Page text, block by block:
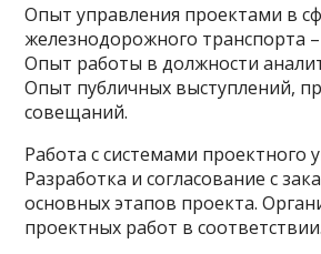
Опыт управления проектами в
железнодорожного транспорта –
Опыт работы в должности
Опыт публичных выступлений,
совещаний.
Работа с системами проектного
Разработка и согласование с
основных этапов проекта.
проектных работ в соответствии.